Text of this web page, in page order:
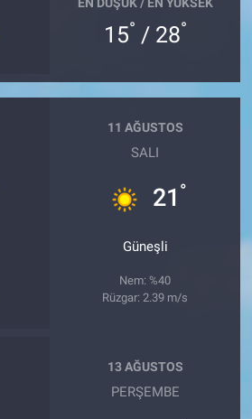
EN DÜŞÜK / EN YÜKSEK
15° / 28°
11 AĞUSTOS
SALI
21 °
Güneşli
Nem: %40
Rüzgar: 2.39 m/s
13 AĞUSTOS
PERŞEMBE